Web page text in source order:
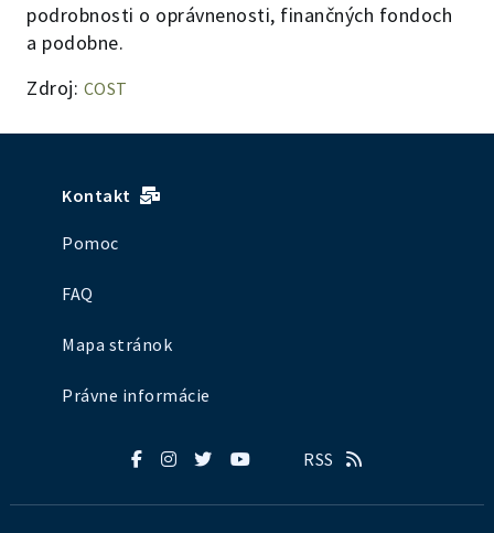
podrobnosti o oprávnenosti, finančných fondoch
a podobne.
Zdroj: COST
Kontakt
Pomoc
FAQ
Mapa stránok
Právne informácie
RSS